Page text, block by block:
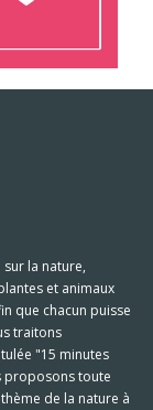
la nature,
et animaux
que chacun puisse
traitons
"15 minutes
proposons toute
de la nature à